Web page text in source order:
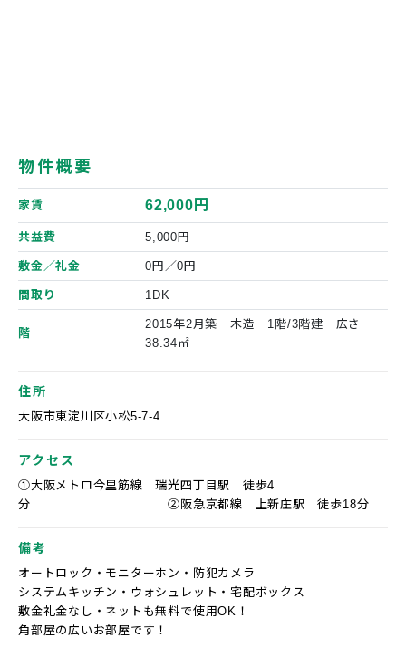
物件概要
家賃 62,000円
共益費 5,000円
敷金／礼金 0円／0円
間取り 1DK
階
2015年2月築 木造 1階/3階建 広さ
38.34㎡
住所
大阪市東淀川区小松5-7-4
アクセス
①大阪メトロ今里筋線 瑞光四丁目駅 徒歩4
分 ②阪急京都線 上新庄駅 徒歩18分
備考
オートロック・モニターホン・防犯カメラ
システムキッチン・ウォシュレット・宅配ボックス
敷金礼金なし・ネットも無料で使用OK！
角部屋の広いお部屋です！